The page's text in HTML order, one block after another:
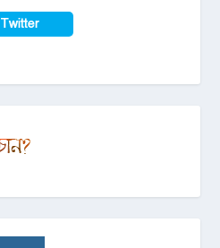
Twitter